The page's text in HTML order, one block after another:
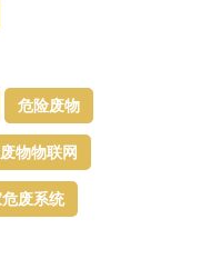
危险废物
物物联网
废系统